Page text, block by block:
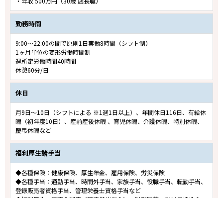
勤務時間
9:00～22:00の間で原則1日実働8時間（シフト制）
1ヶ月単位の変形労働時間制
週所定労働時間40時間
休憩60分/日
休日
月9日～10日（シフトによる ※1週1日以上）、年間休日116日、有給休
暇（初年度10日）、産前産後休暇 、育児休暇、介護休暇、特別休暇、
慶弔休暇など
福利厚生諸手当
◆各種保険：健康保険、厚生年金、雇用保険、労災保険
◆各種手当：通勤手当、時間外手当、家族手当、役職手当、転勤手当、
登録販売者資格手当、管理栄養士資格手当など